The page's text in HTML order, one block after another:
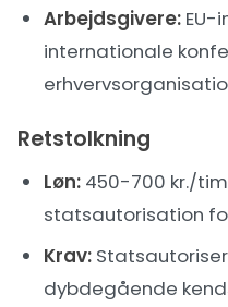
Arbejdsgivere: EU-
internationale
Retstolkning
Løn: 450-700 kr./
statsautorisation
Krav:
dybdegående